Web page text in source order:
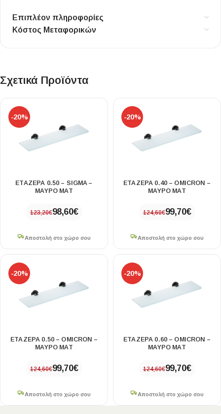
Επιπλέον πληροφορίες
Κόστος Μεταφορικών
Σχετικά Προϊόντα
-20%
ΕΤΑΖΕΡΑ 0.50 – SIGMA –
ΜΑΥΡΟ ΜΑΤ
123,20€98,60€
Αποστολή στο χώρο σου
-20%
ΕΤΑΖΕΡΑ 0.40 – OMICRON –
ΜΑΥΡΟ ΜΑΤ
124,60€99,70€
Αποστολή στο χώρο σου
-20%
ΕΤΑΖΕΡΑ 0.50 – OMICRON –
ΜΑΥΡΟ ΜΑΤ
124,60€99,70€
Αποστολή στο χώρο σου
-20%
ΕΤΑΖΕΡΑ 0.60 – OMICRON –
ΜΑΥΡΟ ΜΑΤ
124,60€99,70€
Αποστολή στο χώρο σου